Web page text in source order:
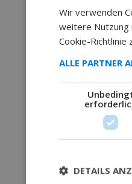
Wir verwenden
weitere Nutzung
Cookie-Richtlinie
ALLE PARTNER
DETAILS